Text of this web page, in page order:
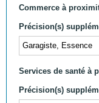
Commerce à
Précision(s)
Garagiste, Essence
Services de santé à
Précision(s)